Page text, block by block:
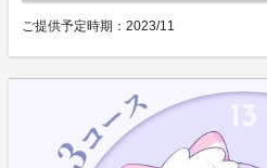
ご提供予定時期： 2023/11